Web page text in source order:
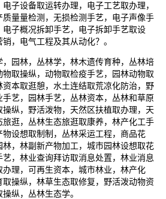
子设备取运转办理，电子工艺取办理，
质量量检测，无损检测手艺，电子声像手
子概况拆卸手艺，电子拆卸手艺取设
，电气工程及其从动化？。
园林，丛林学，林木遗传育种，丛林培
取操纵，动物取检疫手艺，园林动物取
本取逛憩，水土连结取荒凉化防治，野
艺，园林手艺，丛林资本，丛林和草原
纵，野活泼物，天然区扶植取办理，天
逛，丛林生态旅逛取康养，林产化工手
设想取制制，丛林采运工程，商品花
，林副新产物加工，城市园林设想取花
，林业查询拜访取消息处置，林业消息
理，可再生资本，城市林业，林产化
操纵，林草生态取修复，野活泼动物资
纵，丛林生态学。